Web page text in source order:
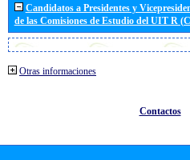
Candidatos a Presidentes y
de las Comisiones de Estudio del UIT R
Otras informaciones
Contactos